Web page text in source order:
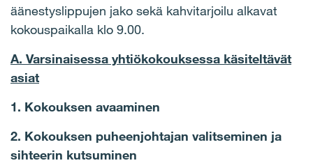
äänestyslippujen jako sekä kahvitarjoilu alkavat
kokouspaikalla klo 9.00.
A. Varsinaisessa yhtiökokouksessa käsiteltävät
asiat
1. Kokouksen avaaminen
2. Kokouksen puheenjohtajan valitseminen ja
sihteerin kutsuminen